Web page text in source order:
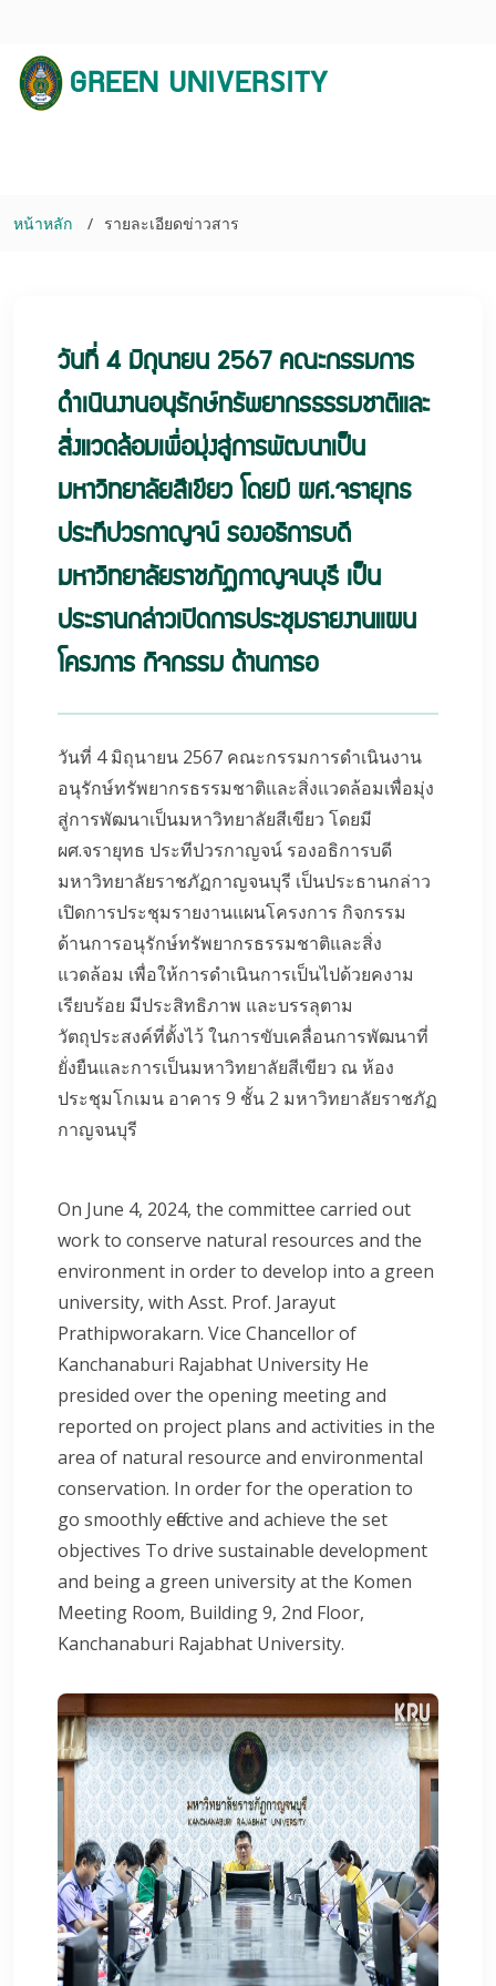
GREEN UNIVERSITY
หน้าหลัก รายละเอียดข่าวสาร
วันที่ 4 มิถุนายน 2567 คณะกรรมการ
ดำเนินงานอนุรักษ์ทรัพยากรธรรมชาติและ
สิ่งแวดล้อมเพื่อมุ่งสู่การพัฒนาเป็น
มหาวิทยาลัยสีเขียว โดยมี ผศ.จรายุทธ
ประทีปวรกาญจน์ รองอธิการบดี
มหาวิทยาลัยราชภัฏกาญจนบุรี เป็น
ประธานกล่าวเปิดการประชุมรายงานแผน
โครงการ กิจกรรม ด้านการอ
วันที่ 4 มิถุนายน 2567 คณะกรรมการดำเนินงาน
อนุรักษ์ทรัพยากรธรรมชาติและสิ่งแวดล้อมเพื่อมุ่ง
สู่การพัฒนาเป็นมหาวิทยาลัยสีเขียว โดยมี
ผศ.จรายุทธ ประทีปวรกาญจน์ รองอธิการบดี
มหาวิทยาลัยราชภัฏกาญจนบุรี เป็นประธานกล่าว
เปิดการประชุมรายงานแผนโครงการ กิจกรรม
ด้านการอนุรักษ์ทรัพยากรธรรมชาติและสิ่ง
แวดล้อม เพื่อให้การดำเนินการเป็นไปด้วยคงาม
เรียบร้อย มีประสิทธิภาพ และบรรลุตาม
วัตถุประสงค์ที่ตั้งไว้ ในการขับเคลื่อนการพัฒนาที่
ยั่งยืนและการเป็นมหาวิทยาลัยสีเขียว ณ ห้อง
ประชุมโกเมน อาคาร 9 ชั้น 2 มหาวิทยาลัยราชภัฏ
กาญจนบุรี
On June 4, 2024, the committee carried out
work to conserve natural resources and the
environment in order to develop into a green
university, with Asst. Prof. Jarayut
Prathipworakarn. Vice Chancellor of
Kanchanaburi Rajabhat University He
presided over the opening meeting and
reported on project plans and activities in the
area of ​​natural resource and environmental
conservation. In order for the operation to
go smoothly effective and achieve the set
objectives To drive sustainable development
and being a green university at the Komen
Meeting Room, Building 9, 2nd Floor,
Kanchanaburi Rajabhat University.